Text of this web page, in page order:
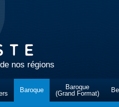
nos régions
Baroque
Baroque
(Grand Format)